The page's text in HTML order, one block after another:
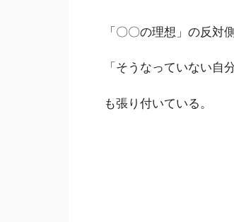
「〇〇の理想」の反対側
「そうなっていない自
も張り付いている。